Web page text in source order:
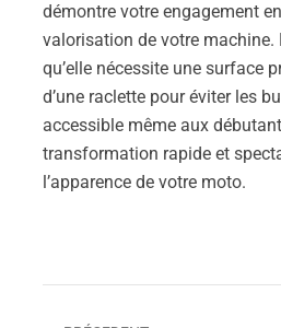
démontre votre engagement
valorisation de votre machine.
qu’elle nécessite une surface
d’une raclette pour éviter les
accessible même aux
transformation rapide et
l’apparence de votre moto.